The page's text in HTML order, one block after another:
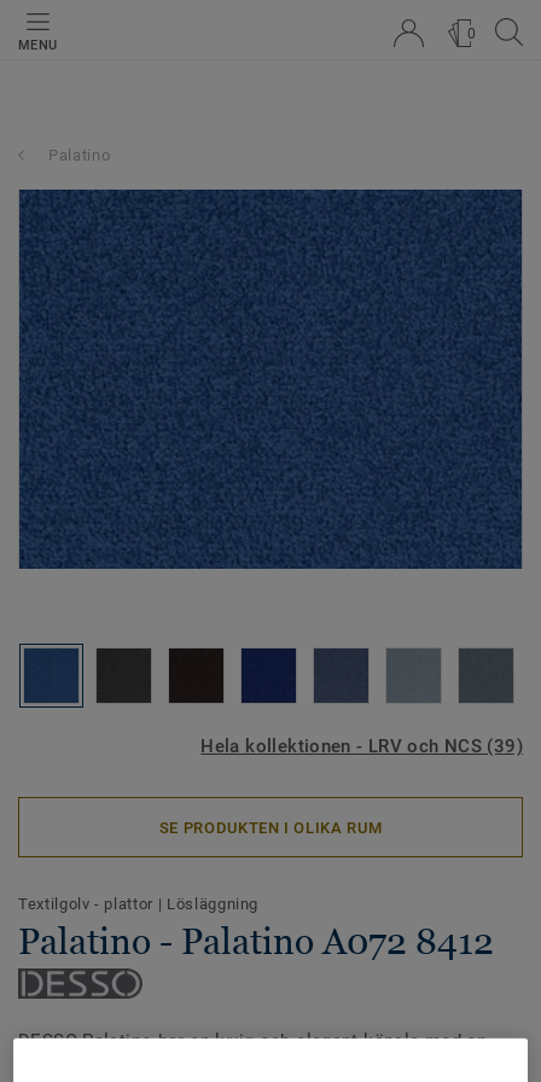
MENU
0
Palatino
Hela kollektionen - LRV och NCS (39)
SE PRODUKTEN I OLIKA RUM
Textilgolv - plattor | Lösläggning
Palatino - Palatino A072 8412
DESSO Palatino har en lyxig och elegant känsla med en